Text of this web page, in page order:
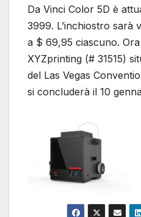
Da Vinci Color 5D è
3999. L’inchiostro sarà
a $ 69,95 ciascuno.
XYZprinting (# 31515)
del Las Vegas
si concluderà il 10